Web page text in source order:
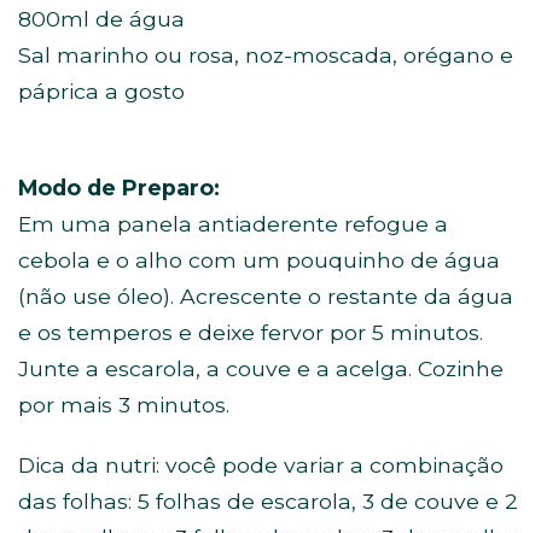
800ml de água
Sal marinho ou rosa, noz-moscada, orégano e
páprica a gosto
Modo de Preparo:
Em uma panela antiaderente refogue a
cebola e o alho com um pouquinho de água
(não use óleo). Acrescente o restante da água
e os temperos e deixe fervor por 5 minutos.
Junte a escarola, a couve e a acelga. Cozinhe
por mais 3 minutos.
Dica da nutri: você pode variar a combinação
das folhas: 5 folhas de escarola, 3 de couve e 2